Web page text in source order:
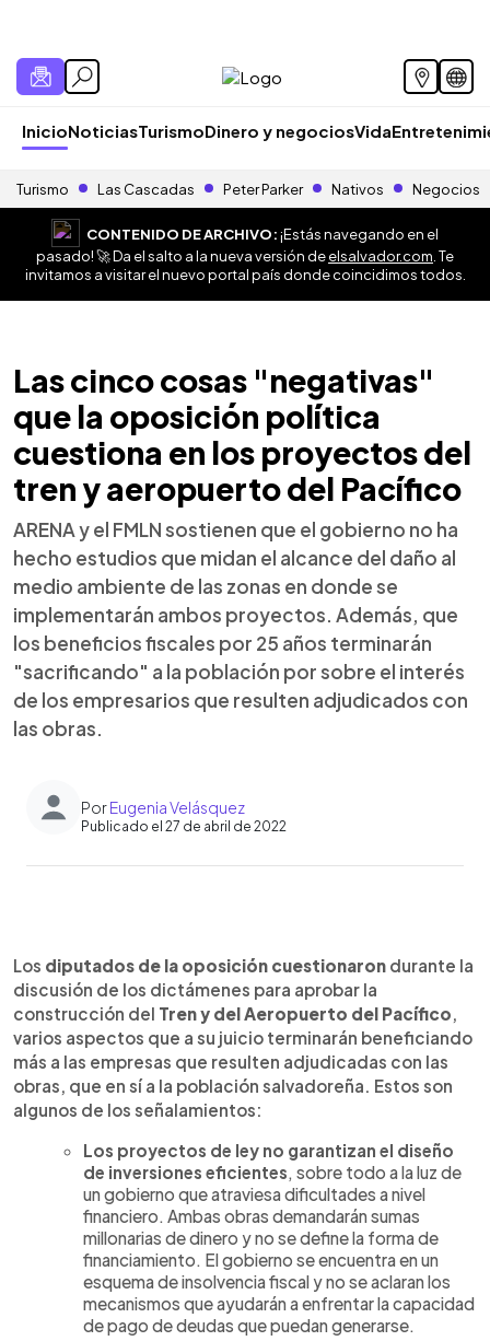
InicioNoticiasTurismoDinero y negociosVida
Turismo Las Cascadas Peter Parker Nativos Negocios
CONTENIDO DE ARCHIVO:¡Estás navegando en el
pasado! 🚀 Da el salto a la nueva versión deelsalvador.com . Te
invitamos a visitar el nuevo portal país donde coincidimos todos.
Las cinco cosas "negativas"
que la oposición política
cuestiona en los proyectos del
tren y aeropuerto del Pacífico
ARENA y el FMLN sostienen que el gobierno no ha
hecho estudios que midan el alcance del daño al
medio ambiente de las zonas en donde se
implementarán ambos proyectos. Además, que
los beneficios fiscales por 25 años terminarán
"sacrificando" a la población por sobre el interés
de los empresarios que resulten adjudicados con
las obras.
PorEugenia Velásquez
Publicado el 27 de abril de 2022
Escuchar artículo
Los diputados de la oposición cuestionaron durante la
discusión de los dictámenes para aprobar la
construcción del Tren y del Aeropuerto del Pacífico,
varios aspectos que a su juicio terminarán beneficiando
más a las empresas que resulten adjudicadas con las
obras, que en sí a la población salvadoreña. Estos son
algunos de los señalamientos:
Los proyectos de ley no garantizan el diseño
de inversiones eficientes, sobre todo a la luz de
un gobierno que atraviesa dificultades a nivel
financiero. Ambas obras demandarán sumas
millonarias de dinero y no se define la forma de
financiamiento. El gobierno se encuentra en un
esquema de insolvencia fiscal y no se aclaran los
mecanismos que ayudarán a enfrentar la capacidad
de pago de deudas que puedan generarse.